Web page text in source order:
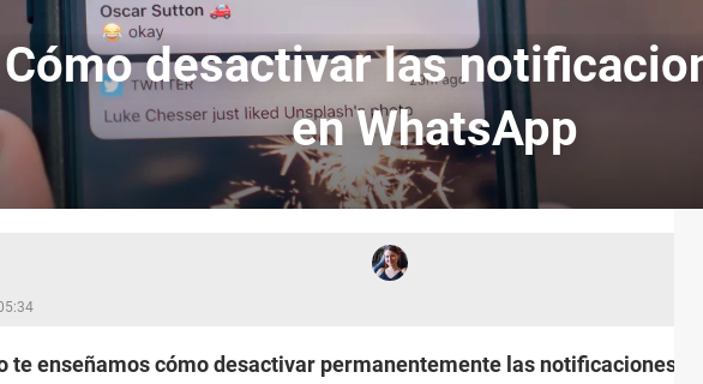
Cómo desactivar las
en WhatsApp
te enseñamos cómo desactivar permanentemente las notificaciones